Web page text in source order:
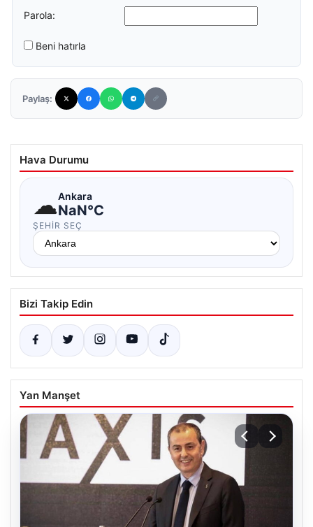
Parola:
Beni hatırla
Paylaş:
Hava Durumu
☁Ankara
NaN°C
ŞEHIR SEÇ
Bizi Takip Edin
Yan Manşet